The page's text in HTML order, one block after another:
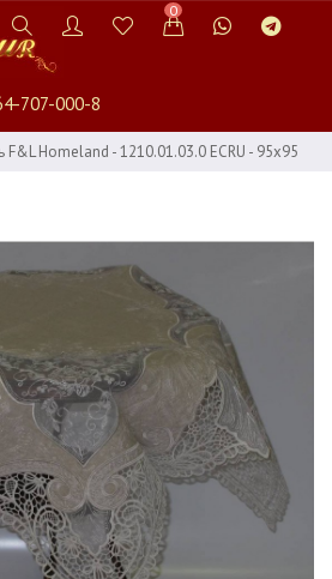
0
707-000-8
F&L Homeland - 1210.01.03.0 ECRU - 95х95